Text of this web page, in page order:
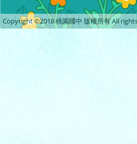
Copyright ©2018 桃園國中 版權所有 All